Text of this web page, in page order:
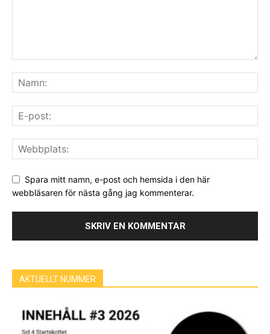
Spara mitt namn, e-post och hemsida i den här
webbläsaren för nästa gång jag kommenterar.
AKTUELLT NUMMER